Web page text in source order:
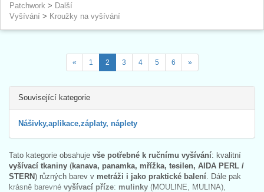
Patchwork > Další
Vyšívání > Kroužky na vyšívání
« 1 2 3 4 5 6 »
Související kategorie
Nášivky,aplikace,záplaty, náplety
Tato kategorie obsahuje vše potřebné k ručnímu vyšívání: kvalitní
vyšívací tkaniny (kanava, panamka, mřížka, tesilen, AIDA PERL /
STERN) různých barev v metráži i jako praktické balení . Dále pak
krásně barevné vyšívací příze: mulinky (MOULINE, MULINA),